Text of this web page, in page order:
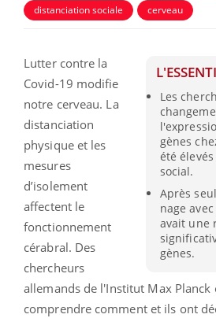
distanciation sociale
cerveau
Les
gènes
été
social.
Après
nage
avait une
gènes.
Lutter contre la
Covid-19 modifie
notre cerveau. La
distanciation
physique et les
mesures
d’isolement
affectent le
fonctionnement
cérabral. Des
chercheurs
allemands de l'Institut Max Planck
comprendre comment et ils ont